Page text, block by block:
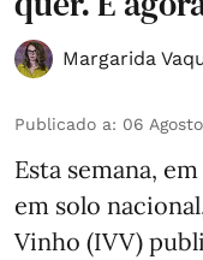
Margarida
Publicado a: 06
Esta semana,
em solo
Vinho (IVV)